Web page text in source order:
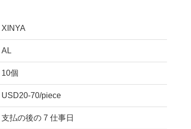
XINYA
AL
10個
USD20-70/piece
支払の後の 7 仕事日